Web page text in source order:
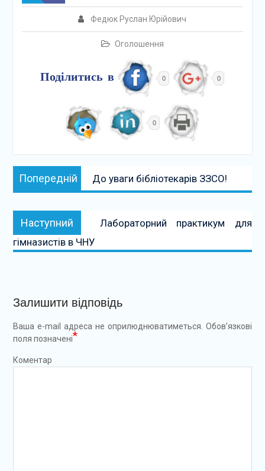
Федюк Руслан Юрійович
Оголошення
Поділитись в 0 0
0
Навігація
записів
Попередній Попередній:
До уваги бібліотекарів ЗЗСО!
Наступний Наступний:
Лабораторний практикум для
гімназистів в ЧНУ
Залишити відповідь
Ваша e-mail адреса не оприлюднюватиметься. Обов’язкові
поля позначені*
Коментар